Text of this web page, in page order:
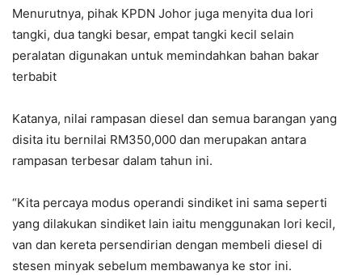
Menurutnya, pihak KPDN Johor juga menyita dua lori
tangki, dua tangki besar, empat tangki kecil selain
peralatan digunakan untuk memindahkan bahan bakar
terbabit
Katanya, nilai rampasan diesel dan semua barangan yang
disita itu bernilai RM350,000 dan merupakan antara
rampasan terbesar dalam tahun ini.
“Kita percaya modus operandi sindiket ini sama seperti
yang dilakukan sindiket lain iaitu menggunakan lori kecil,
van dan kereta persendirian dengan membeli diesel di
stesen minyak sebelum membawanya ke stor ini.